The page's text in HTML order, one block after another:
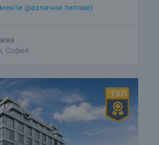
(различни типове)
София